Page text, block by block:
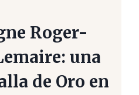
Roger-
una
de Oro en